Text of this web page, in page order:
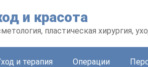
и красота
пластическая хирургия,
и терапия Операции